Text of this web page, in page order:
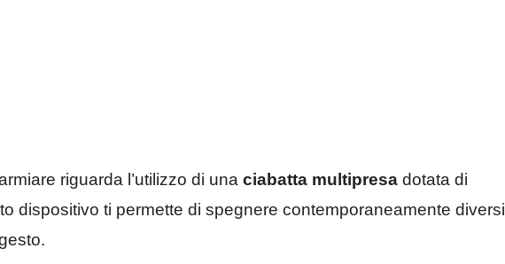
riguarda l’utilizzo di una ciabatta multipresa dotata di
dispositivo ti permette di spegnere contemporaneamente diversi